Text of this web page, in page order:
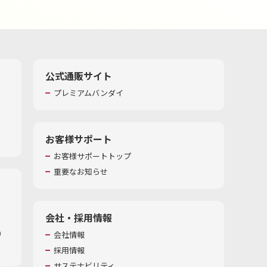
公式通販サイト
プレミアムバンダイ
お客様サポート
お客様サポートトップ
重要なお知らせ
会社・採用情報
会社情報
採用情報